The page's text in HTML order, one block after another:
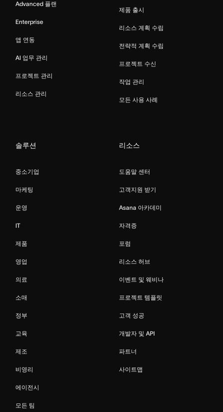
Advanced 플랜
Enterprise
앱 연동
AI 업무 관리
프로젝트 관리
리소스 관리
제품 출시
리소스 계획 수립
전략적 계획 수립
프로젝트 수신
작업 관리
모든 사용 사례
솔루션
중소기업
마케팅
운영
IT
제품
영업
의료
소매
정부
교육
제조
비영리
에이전시
모든 팀
리소스
도움말 센터
고객지원 받기
Asana 아카데미
자격증
포럼
리소스 허브
이벤트 및 웨비나
프로젝트 템플릿
고객 성공
개발자 및 API
파트너
사이트맵